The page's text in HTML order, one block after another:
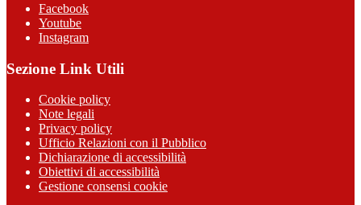
Facebook
Youtube
Instagram
Sezione Link Utili
Cookie policy
Note legali
Privacy policy
Ufficio Relazioni con il Pubblico
Dichiarazione di accessibilità
Obiettivi di accessibilità
Gestione consensi cookie